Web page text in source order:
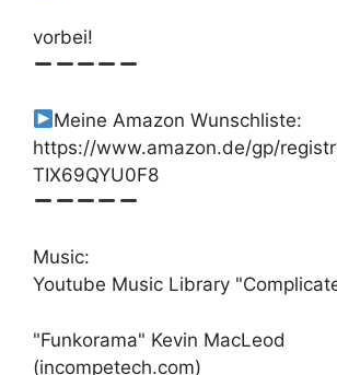
vorbei!
Meine Amazon Wunschliste:
https://www.amazon.de/gp/
TIX69QYU0F8
Music:
Youtube Music Library
"Funkorama" Kevin MacLeod
(incompetech.com)